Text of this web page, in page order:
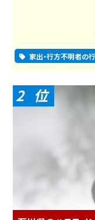
家出・行方不明者の
2